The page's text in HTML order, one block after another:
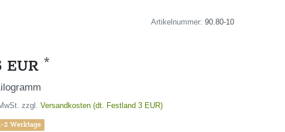
Artikelnummer: 90.80-10
EUR *
zzgl. Versandkosten (dt. Festland 3 EUR)
2 Werktage